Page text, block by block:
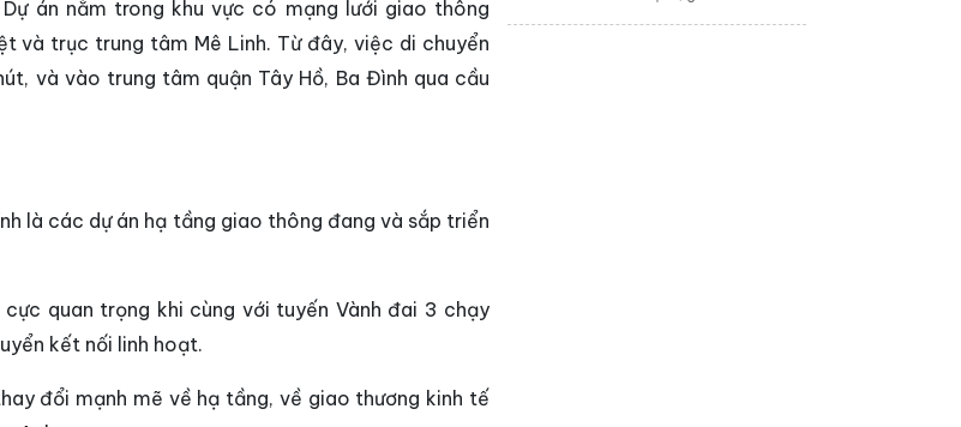
án nằm trong khu vực có mạng lưới giao thông
và trục trung tâm Mê Linh. Từ đây, việc di chuyển
và vào trung tâm quận Tây Hồ, Ba Đình qua cầu
là các dự án hạ tầng giao thông đang và sắp triển
quan trọng khi cùng với tuyến Vành đai 3 chạy
kết nối linh hoạt.
đổi mạnh mẽ về hạ tầng, về giao thương kinh tế
căn hộ chung cư vẫn